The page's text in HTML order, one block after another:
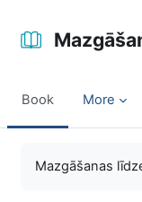
Book More
Mazgāšanas